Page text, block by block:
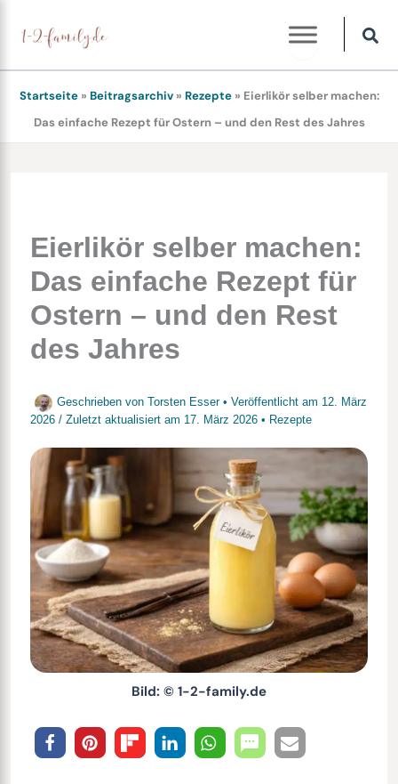
Inhalt
springen
Startseite» Beitragsarchiv» Rezepte» Eierlikör selber machen:
Das einfache Rezept für Ostern – und den Rest des Jahres
Eierlikör selber machen:
Das einfache Rezept für
Ostern – und den Rest
des Jahres
Geschrieben von Torsten Esser • Veröffentlicht am 12. März
2026 / Zuletzt aktualisiert am 17. März 2026• Rezepte
Bild: © 1-2-family.de